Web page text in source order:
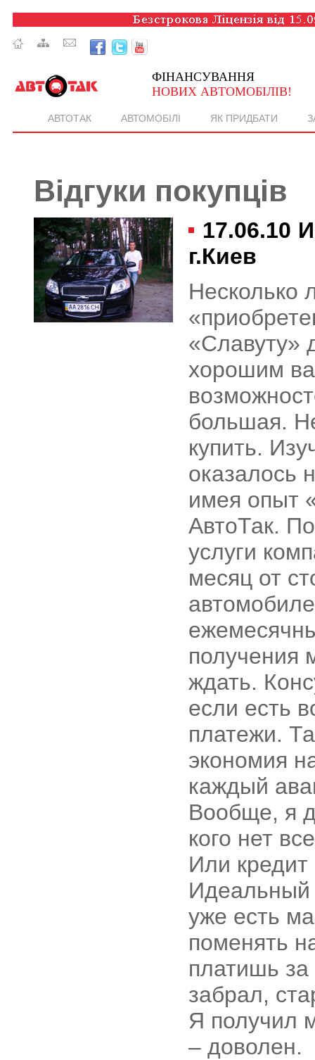
ФІНАНСУВАННЯ
НОВИХ АВТОМОБІЛІВ!
АВТОТАК АВТОМОБІЛІ ЯК ПРИДБАТИ
Відгуки покупців
17.06.10
г.Киев
Несколько
«Славуту»
хорошим
большая.
купить.
оказалось
имея опыт
АвтоТак.
услуги
месяц от
получения
ждать.
если есть
платежи.
экономия
каждый
Вообще, я
кого нет
Или кредит
Идеальный
уже есть
поменять
платишь
забрал,
Я получил
– доволен.